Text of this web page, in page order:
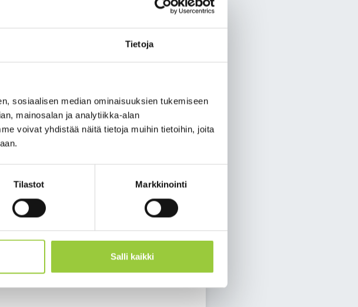
Tietoja
sosiaalisen median ominaisuuksien tukemiseen
mainosalan ja analytiikka-alan
voivat yhdistää näitä tietoja muihin tietoihin, joita
Tilastot Markkinointi
Salli kaikki
joissa tutkittiin kuntalaisten
aitoja ja tosia aineksia kunnan brändityötä
ja sanalliseen muotoon.
ohjeistus. Brändikirjaan on koottu
Brändikirja sisältää myös kuvia
yhteydessä on kerrottu, mikä heidän
uuden visuaalisen ilmeen mukaisten
ja viestintäkanavien
vuoden 2022 alusta alkaen.